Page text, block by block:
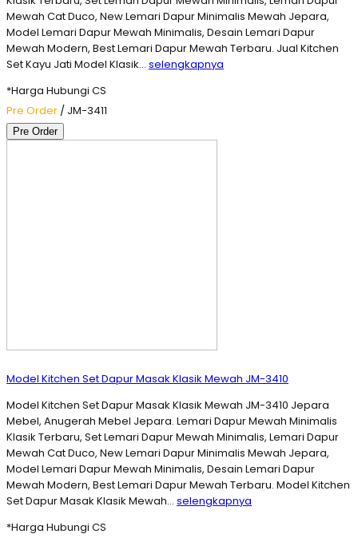
Mewah Cat Duco, New Lemari Dapur Minimalis Mewah Jepara,
Model Lemari Dapur Mewah Minimalis, Desain Lemari Dapur
Mewah Modern, Best Lemari Dapur Mewah Terbaru. Jual Kitchen
Set Kayu Jati Model Klasik… selengkapnya
*Harga Hubungi CS
Pre Order / JM-3411
Pre Order
Model Kitchen Set Dapur Masak Klasik Mewah JM-3410
Model Kitchen Set Dapur Masak Klasik Mewah JM-3410 Jepara
Mebel, Anugerah Mebel Jepara. Lemari Dapur Mewah Minimalis
Klasik Terbaru, Set Lemari Dapur Mewah Minimalis, Lemari Dapur
Mewah Cat Duco, New Lemari Dapur Minimalis Mewah Jepara,
Model Lemari Dapur Mewah Minimalis, Desain Lemari Dapur
Mewah Modern, Best Lemari Dapur Mewah Terbaru. Model Kitchen
Set Dapur Masak Klasik Mewah… selengkapnya
*Harga Hubungi CS